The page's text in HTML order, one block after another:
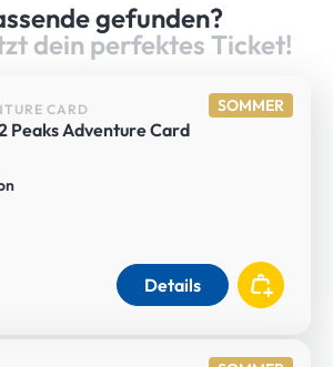
gefunden?
dein perfektes Ticket!
SOMMER
CARD
Peaks Adventure Card
Details